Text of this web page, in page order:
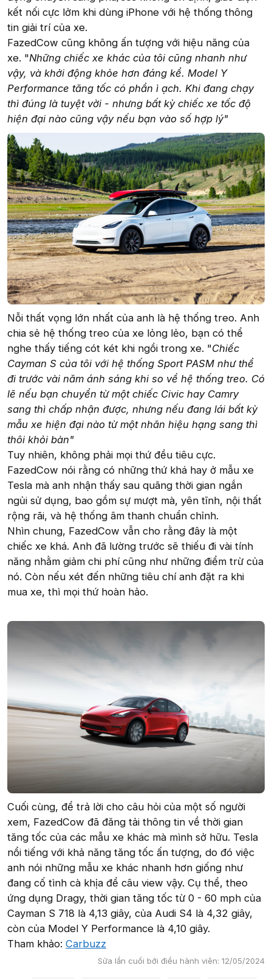
kết nối cực lởm khi dùng iPhone với hệ thống thông
tin giải trí của xe.
FazedCow cũng không ấn tượng với hiệu năng của
xe. "Những chiếc xe khác của tôi cũng nhanh như
vậy, và khởi động khỏe hơn đáng kể. Model Y
Performance tăng tốc có phần ì ạch. Khi đang chạy
thì đúng là tuyệt vời - nhưng bất kỳ chiếc xe tốc độ
hiện đại nào cũng vậy nếu bạn vào số hợp lý"
Nỗi thất vọng lớn nhất của anh là hệ thống treo. Anh
chia sẻ hệ thống treo của xe lỏng lẻo, bạn có thể
nghe thấy tiếng cót két khi ngồi trong xe. "Chiếc
Cayman S của tôi với hệ thống Sport PASM như thể
đi trước vài năm ánh sáng khi so về hệ thống treo. Có
lẽ nếu bạn chuyển từ một chiếc Civic hay Camry
sang thì chấp nhận được, nhưng nếu đang lái bất kỳ
mẫu xe hiện đại nào từ một nhãn hiệu hạng sang thì
thôi khỏi bàn"
Tuy nhiên, không phải mọi thứ đều tiêu cực.
FazedCow nói rằng có những thứ khá hay ở mẫu xe
Tesla mà anh nhận thấy sau quãng thời gian ngắn
ngủi sử dụng, bao gồm sự mượt mà, yên tĩnh, nội thất
rộng rãi, và hệ thống âm thanh chuẩn chỉnh.
Nhìn chung, FazedCow vẫn cho rằng đây là một
chiếc xe khá. Anh đã lường trước sẽ thiếu đi vài tính
năng nhằm giảm chi phí cũng như những điểm trừ của
nó. Còn nếu xét đến những tiêu chí anh đặt ra khi
mua xe, thì mọi thứ hoàn hảo.
Cuối cùng, để trả lời cho câu hỏi của một số người
xem, FazedCow đã đăng tải thông tin về thời gian
tăng tốc của các mẫu xe khác mà mình sở hữu. Tesla
nổi tiếng với khả năng tăng tốc ấn tượng, do đó việc
anh nói những mẫu xe khác nhanh hơn giống như
đang cố tình cà khịa để câu view vậy. Cụ thể, theo
ứng dụng Dragy, thời gian tăng tốc từ 0 - 60 mph của
Cayman S 718 là 4,13 giây, của Audi S4 là 4,32 giây,
còn của Model Y Performance là 4,10 giây.
Tham khảo: Carbuzz
Sửa lần cuối bởi điều hành viên: 12/05/2024